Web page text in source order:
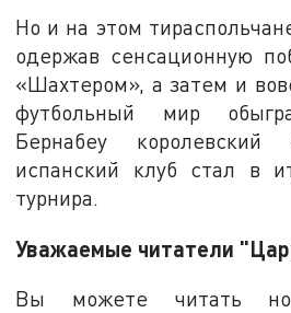
Но и на этом
одержав сенсационную
«Шахтером», а затем и
футбольный мир
Бернабеу
испанский клуб стал в
турнира.
Уважаемые читатели
Вы можете читать